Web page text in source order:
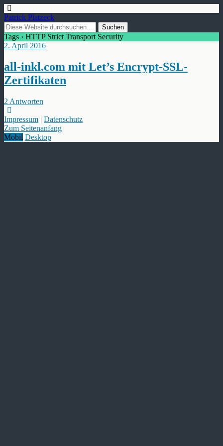
Patrick Platzeck
Tags › HTTP Strict Transport Security
2. April 2016
all-inkl.com mit Let’s Encrypt-SSL-
Zertifikaten
2 Antworten
Impressum | Datenschutz
Zum Seitenanfang
Mobil Desktop